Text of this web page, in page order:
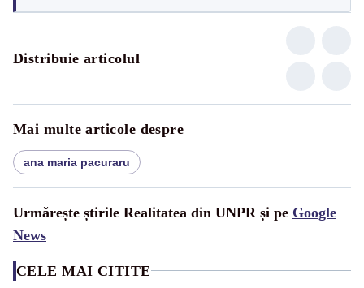
Distribuie articolul
Mai multe articole despre
ana maria pacuraru
Urmărește știrile Realitatea din UNPR și pe Google
News
CELE MAI CITITE